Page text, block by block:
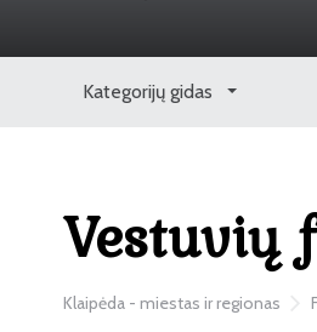
Kategorijų gidas
Vestuvių
Klaipėda - miestas ir regionas